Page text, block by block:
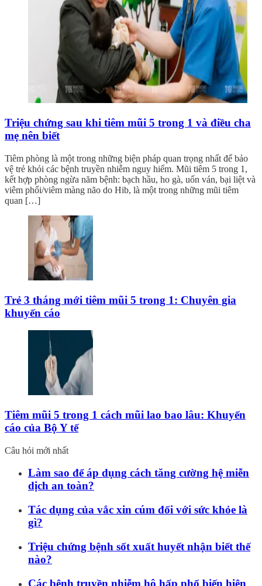
Triệu chứng sau khi tiêm mũi 5 trong 1 và điều cha
mẹ nên biết
Tiêm phòng là một trong những biện pháp quan trọng nhất để bảo
vệ trẻ khỏi các bệnh truyền nhiễm nguy hiểm. Mũi tiêm 5 trong 1,
kết hợp phòng ngừa năm bệnh: bạch hầu, ho gà, uốn ván, bại liệt và
viêm phổi/viêm màng não do Hib, là một trong những mũi tiêm
quan […]
Trẻ 3 tháng mới tiêm mũi 5 trong 1: Chuyên gia
khuyến cáo
Tiêm mũi 5 trong 1 cách mũi lao bao lâu: Khuyến
cáo của Bộ Y tế
Câu hỏi mới nhất
Làm sao để áp dụng cách tăng cường hệ miễn
dịch an toàn?
Tác dụng của vắc xin cúm đối với sức khỏe là
gì?
Triệu chứng bệnh sốt xuất huyết nhận biết thế
nào?
Các bệnh truyền nhiễm hô hấp phổ biến hiện